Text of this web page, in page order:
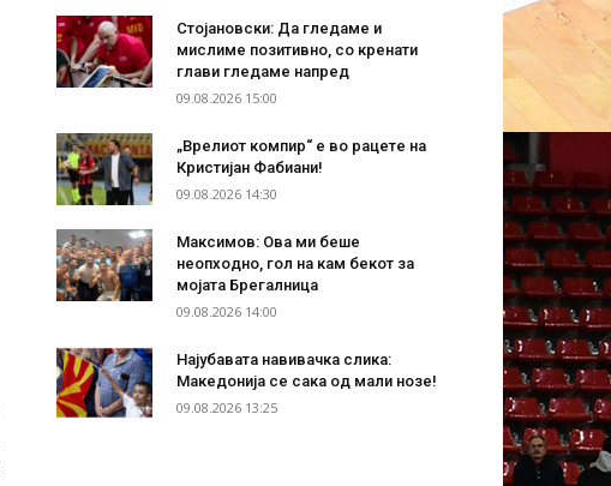
Стојановски: Да гледаме и
мислиме позитивно, со кренати
глави гледаме напред
09.08.2026 15:00
„Врелиот компир“ е во рацете на
Кристијан Фабиани!
09.08.2026 14:30
Максимов: Ова ми беше
неопходно, гол на кам бекот за
мојата Брегалница
09.08.2026 14:00
Најубавата навивачка слика:
Македонија се сака од мали нозе!
09.08.2026 13:25